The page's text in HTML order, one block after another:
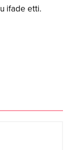
ifade etti.